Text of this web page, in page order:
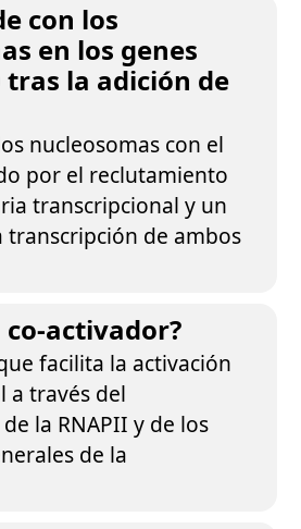
con los
en los genes
tras la adición de
nucleosomas con el
por el reclutamiento
transcripcional y un
transcripción de ambos
co-activador?
facilita la activación
a través del
la RNAPII y de los
de la